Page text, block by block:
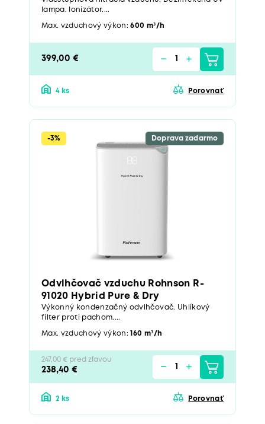
lampa. Ionizátor....
Max. vzduchový výkon:600 m³/h
399,00 €
4 ks Porovnať
-3% Doprava zadarmo
Odvlhčovač vzduchu Rohnson R-
91020 Hybrid Pure & Dry
Výkonný kondenzačný odvlhčovač. Uhlíkový
filter proti pachom....
Max. vzduchový výkon:160 m³/h
247,00 € pred zľavou
238,40 €
2 ks Porovnať